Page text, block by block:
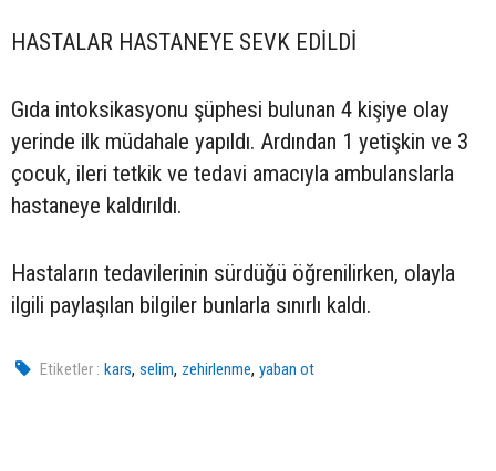
HASTALAR HASTANEYE SEVK EDİLDİ
Gıda intoksikasyonu şüphesi bulunan 4 kişiye olay
yerinde ilk müdahale yapıldı. Ardından 1 yetişkin ve 3
çocuk, ileri tetkik ve tedavi amacıyla ambulanslarla
hastaneye kaldırıldı.
Hastaların tedavilerinin sürdüğü öğrenilirken, olayla
ilgili paylaşılan bilgiler bunlarla sınırlı kaldı.
Etiketler : kars,selim, zehirlenme,yaban ot